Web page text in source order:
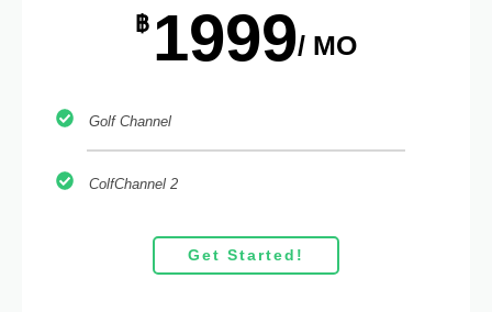
฿ 1999/ MO
Golf Channel
ColfChannel 2
Get Started!